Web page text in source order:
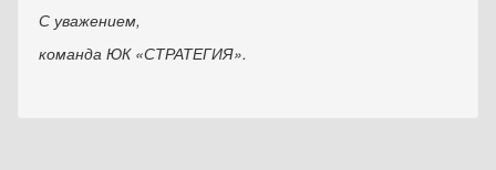
С уважением,
команда ЮК «СТРАТЕГИЯ».